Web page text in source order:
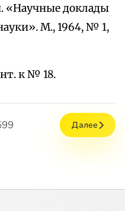
«Научные доклады
М., 1964, № 1,
к № 18.
Далее